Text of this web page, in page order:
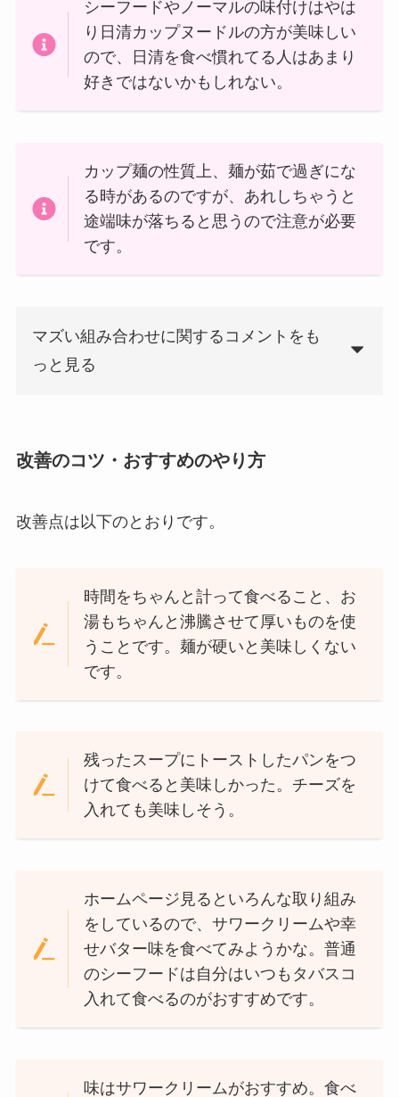
シーフードやノーマルの味付けはやは
り日清カップヌードルの方が美味しい
ので、日清を食べ慣れてる人はあまり
好きではないかもしれない。
カップ麺の性質上、麺が茹で過ぎにな
る時があるのですが、あれしちゃうと
途端味が落ちると思うので注意が必要
です。
マズい組み合わせに関するコメントをも
っと見る
改善のコツ・おすすめのやり方
改善点は以下のとおりです。
時間をちゃんと計って食べること、お
湯もちゃんと沸騰させて厚いものを使
うことです。麺が硬いと美味しくない
です。
残ったスープにトーストしたパンをつ
けて食べると美味しかった。チーズを
入れても美味しそう。
ホームページ見るといろんな取り組み
をしているので、サワークリームや幸
せバター味を食べてみようかな。普通
のシーフードは自分はいつもタバスコ
入れて食べるのがおすすめです。
味はサワークリームがおすすめ。食べ